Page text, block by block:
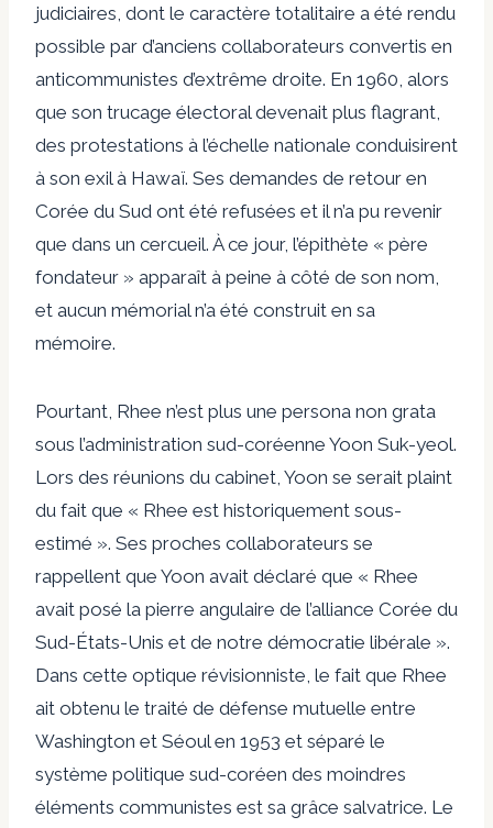
judiciaires, dont le caractère totalitaire a été rendu
possible par d’anciens collaborateurs convertis en
anticommunistes d’extrême droite. En 1960, alors
que son trucage électoral devenait plus flagrant,
des protestations à l’échelle nationale conduisirent
à son exil à Hawaï. Ses demandes de retour en
Corée du Sud ont été refusées et il n’a pu revenir
que dans un cercueil. À ce jour, l’épithète « père
fondateur » apparaît à peine à côté de son nom,
et aucun mémorial n’a été construit en sa
mémoire.
Pourtant, Rhee n’est plus une persona non grata
sous l’administration sud-coréenne Yoon Suk-yeol.
Lors des réunions du cabinet, Yoon se serait plaint
du fait que « Rhee est historiquement sous-
estimé ». Ses proches collaborateurs se
rappellent que Yoon avait déclaré que « Rhee
avait posé la pierre angulaire de l’alliance Corée du
Sud-États-Unis et de notre démocratie libérale ».
Dans cette optique révisionniste, le fait que Rhee
ait obtenu le traité de défense mutuelle entre
Washington et Séoul en 1953 et séparé le
système politique sud-coréen des moindres
éléments communistes est sa grâce salvatrice. Le